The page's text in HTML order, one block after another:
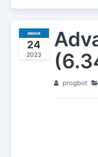
июня
24
2023
progbot